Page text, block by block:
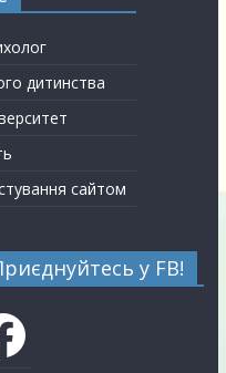
дитинства
сайтом
у FB!